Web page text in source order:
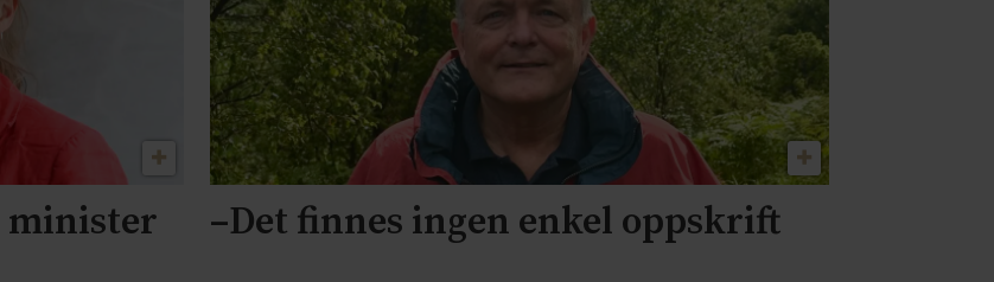
minister
–Det finnes ingen enkel oppskrift